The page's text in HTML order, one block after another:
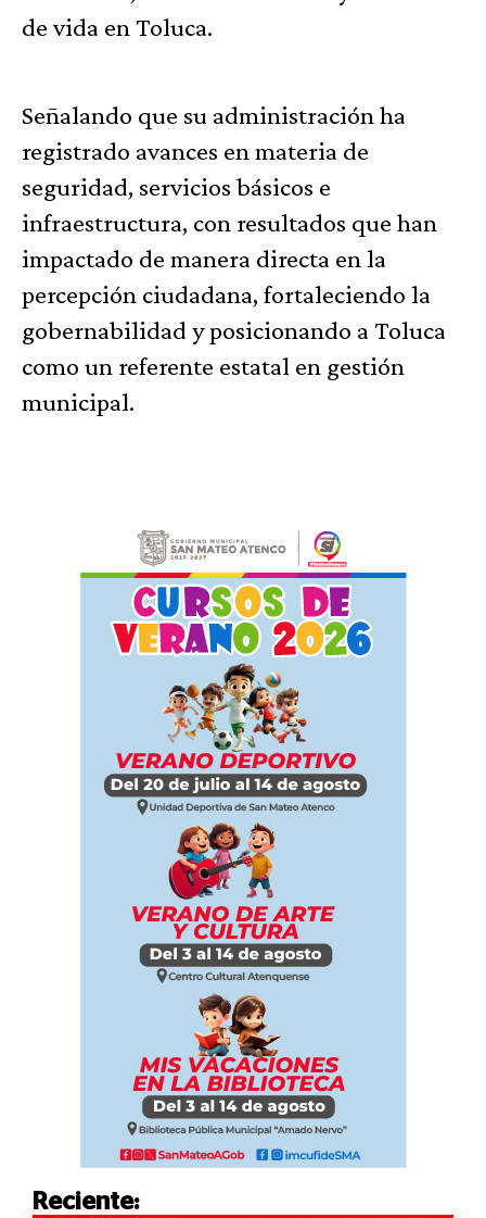
de vida en Toluca.
Señalando que su administración ha
registrado avances en materia de
seguridad, servicios básicos e
infraestructura, con resultados que han
impactado de manera directa en la
percepción ciudadana, fortaleciendo la
gobernabilidad y posicionando a Toluca
como un referente estatal en gestión
municipal.
Reciente: